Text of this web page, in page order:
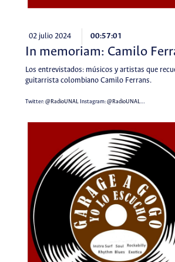
02 julio 2024 00:57:01
In memoriam: Camilo
Los entrevistados: músicos y artistas que
guitarrista colombiano Camilo Ferrans.
Twitter:@RadioUNALInstagram:@RadioUNAL…